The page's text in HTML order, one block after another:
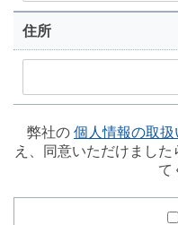
住所
弊社の 個人情報の取
え、同意いただけまし
て